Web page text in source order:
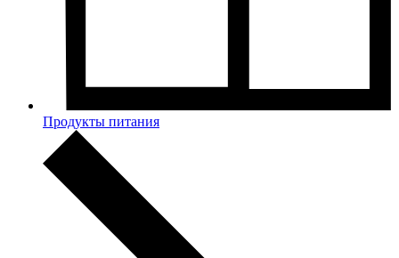
Продукты питания